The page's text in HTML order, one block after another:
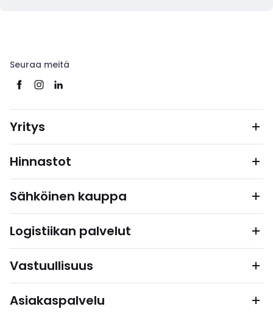
Seuraa meitä
Yritys
Hinnastot
Sähköinen kauppa
Logistiikan palvelut
Vastuullisuus
Asiakaspalvelu